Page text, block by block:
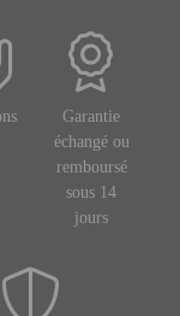
Garantie
échangé ou
remboursé
sous 14
jours